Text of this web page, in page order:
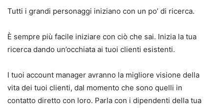
Tutti i grandi personaggi iniziano con un po’ di ricerca.
È sempre più facile iniziare con ciò che sai. Inizia la tua
ricerca dando un’occhiata ai tuoi clienti esistenti.
I tuoi account manager avranno la migliore visione della
vita dei tuoi clienti, dal momento che sono quelli in
contatto diretto con loro. Parla con i dipendenti della tua